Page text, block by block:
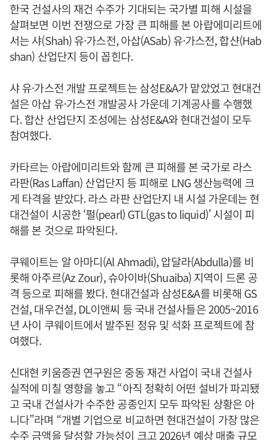
한국 건설사의 재건 수주가 기대되는 국가별 피해 시설을
살펴보면 이번 전쟁으로 가장 큰 피해를 본 아랍에미리트에
서는 샤(Shah) 유·가스전, 아삽(ASab) 유·가스전, 합샨(Hab
shan) 산업단지 등이 꼽힌다.
샤 유·가스전 개발 프로젝트는 삼성E&A가 맡았었고 현대건
설은 아삽 유·가스전 개발공사 가운데 기계공사를 수행했
다. 합산 산업단지 조성에는 삼성E&A와 현대건설이 모두
참여했다.
카타르는 아랍에미리트와 함께 큰 피해를 본 국가로 라스
라판(Ras Laffan) 산업단지 등 피해로 LNG 생산능력에 크
게 타격을 받았다. 라스 라판 산업단지 내 시설 가운데는 현
대건설이 시공한 ‘펄(pearl) GTL(gas to liquid)’ 시설이 피
해를 본 것으로 파악된다.
쿠웨이트는 알 아마디(Al Ahmadi), 압달라(Abdulla)를 비
롯해 아주르(Az Zour), 슈아이바(Shuaiba) 지역이 드론 공
격 등으로 피해를 봤다. 현대건설과 삼성E&A를 비롯해 GS
건설, 대우건설, DL이앤씨 등 국내 건설사들은 2005~2016
년 사이 쿠웨이트에서 발주된 정유 및 석화 프로젝트에 참
여했다.
신대현 키움증권 연구원은 중동 재건 사업이 국내 건설사
실적에 미칠 영향을 놓고 “아직 정확히 어떤 설비가 파괴됐
고 국내 건설사가 수주한 공종인지 모두 파악된 상황은 아
니다”라며 “개별 기업으로 비교하면 현대건설이 가장 많은
수주 금액을 달성할 가능성이 크고 2026년 예상 매출 규모